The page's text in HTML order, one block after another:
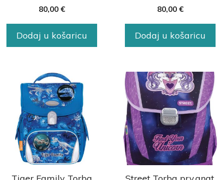
80,00 €
Dodaj u košaricu
80,00 €
Dodaj u košaricu